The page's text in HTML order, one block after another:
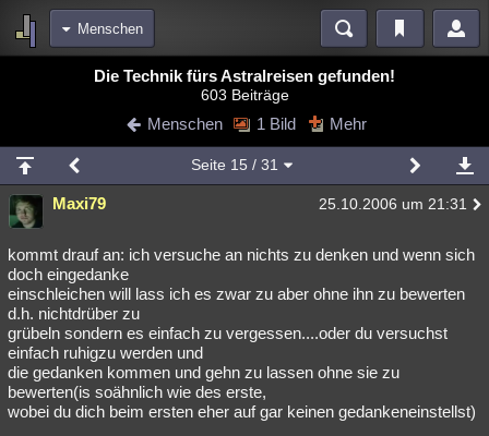
Menschen
Blogs Videos
Chat Wiki Neuigkeiten
meine Rubriken
Menschen Mystery Kriminalfälle
Spiritualität Verschwörungen Technologie Ufologie
Natur Umfragen Unterhaltung
weitere Rubriken
Philosophie Träume
Astronomie Helpdesk Gruppen Gaming Filme
Die Technik fürs Astralreisen gefunden!
603 Beiträge
Menschen 1 Bild Mehr
Seite 15 / 31
Maxi79 25.10.2006 um 21:31
kommt drauf an: ich versuche an nichts zu denken und wenn sich
doch eingedanke
einschleichen will lass ich es zwar zu aber ohne ihn zu bewerten
d.h. nichtdrüber zu
grübeln sondern es einfach zu vergessen....oder du versuchst
einfach ruhigzu werden und
die gedanken kommen und gehn zu lassen ohne sie zu
bewerten(is soähnlich wie des erste,
wobei du dich beim ersten eher auf gar keinen gedankeneinstellst)